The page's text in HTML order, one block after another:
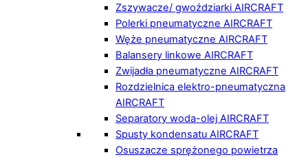
Zszywacze/ gwoździarki AIRCRAFT
Polerki pneumatyczne AIRCRAFT
Węże pneumatyczne AIRCRAFT
Balansery linkowe AIRCRAFT
Zwijadła pneumatyczne AIRCRAFT
Rozdzielnica elektro-pneumatyczna
AIRCRAFT
Separatory woda-olej AIRCRAFT
Spusty kondensatu AIRCRAFT
Osuszacze sprężonego powietrza